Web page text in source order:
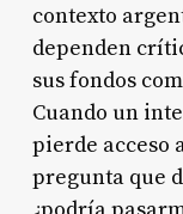
contexto
dependen
sus fondos
Cuando un
pierde acceso
pregunta que